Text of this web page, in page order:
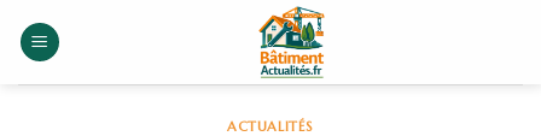
ACTUALITÉS